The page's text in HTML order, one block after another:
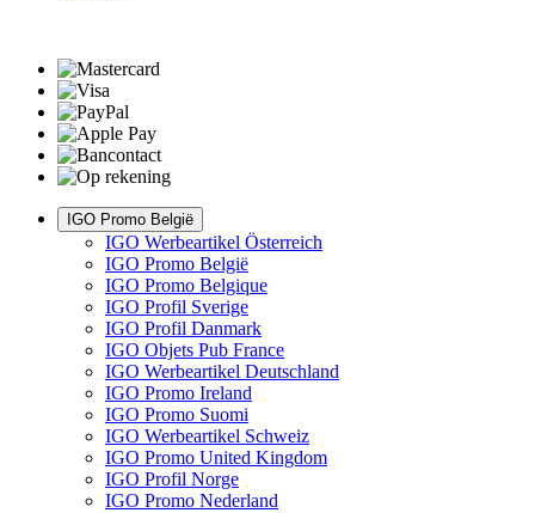
IGO Promo België
IGO Werbeartikel Österreich
IGO Promo België
IGO Promo Belgique
IGO Profil Sverige
IGO Profil Danmark
IGO Objets Pub France
IGO Werbeartikel Deutschland
IGO Promo Ireland
IGO Promo Suomi
IGO Werbeartikel Schweiz
IGO Promo United Kingdom
IGO Profil Norge
IGO Promo Nederland